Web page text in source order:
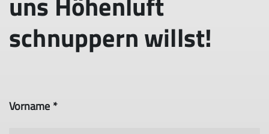
schnuppern willst!
Vorname *